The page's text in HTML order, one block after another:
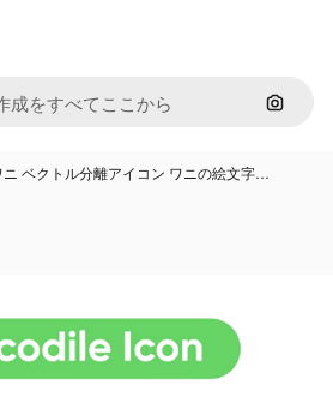
画像で
ニ ベクトル分離アイコン ワニの絵文字…